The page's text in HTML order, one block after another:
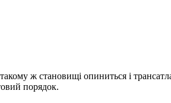
ж становищі опиниться і
порядок.